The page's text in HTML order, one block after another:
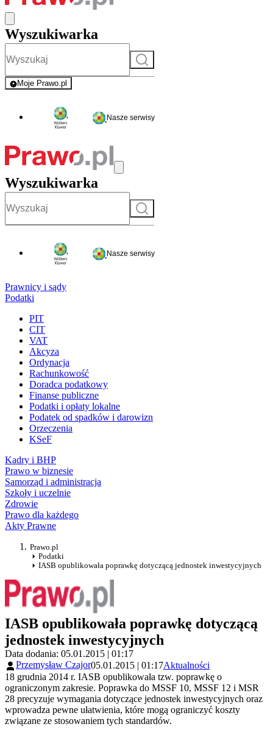
Wyszukiwarka
Szukaj
Moje Prawo.pl
- rejestracja i logowanie do serwisu
Nasze serwisy
Wyszukiwarka
Szukaj
Nasze serwisy
Prawnicy i sądy
Podatki
PIT
CIT
VAT
Akcyza
Ordynacja
Rachunkowość
Doradca podatkowy
Finanse publiczne
Podatki i opłaty lokalne
Podatek od spadków i darowizn
Orzeczenia
KSeF
Kadry i BHP
Prawo w biznesie
Samorząd i administracja
Szkoły i uczelnie
Zdrowie
Prawo dla każdego
Akty Prawne
Prawo.pl
Podatki
IASB opublikowała poprawkę dotyczącą jednostek inwestycyjnych
IASB opublikowała poprawkę dotyczącą
jednostek inwestycyjnych
Data dodania: 05.01.2015 | 01:17
Przemysław Czajor05.01.2015 | 01:17Aktualności
18 grudnia 2014 r. IASB opublikowała tzw. poprawkę o
ograniczonym zakresie. Poprawka do MSSF 10, MSSF 12 i MSR
28 precyzuje wymagania dotyczące jednostek inwestycyjnych oraz
wprowadza pewne ułatwienia, które mogą ograniczyć koszty
związane ze stosowaniem tych standardów.